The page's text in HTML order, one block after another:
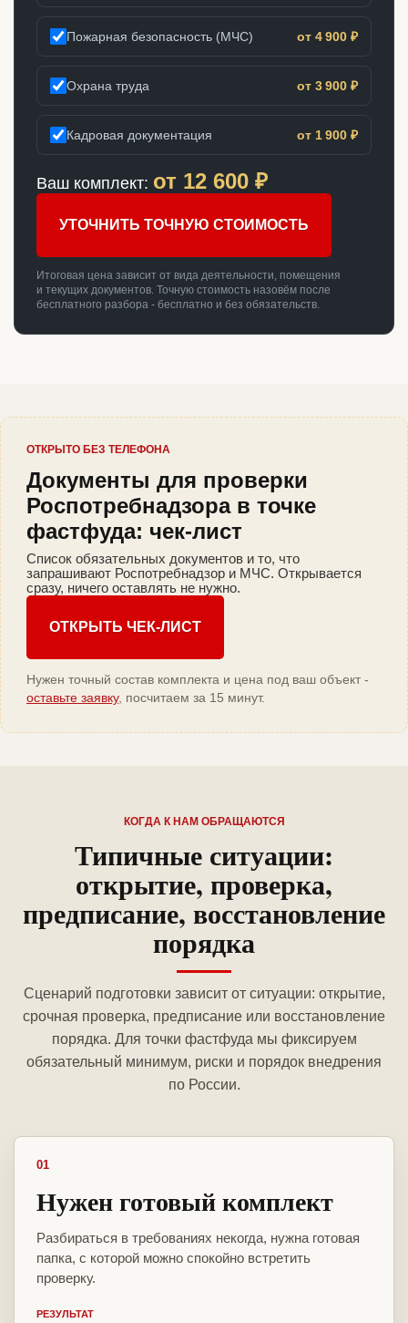
Пожарная безопасность (МЧС) от 4 900 ₽
Охрана труда от 3 900 ₽
Кадровая документация от 1 900 ₽
Ваш комплект: от 12 600 ₽
УТОЧНИТЬ ТОЧНУЮ СТОИМОСТЬ
Итоговая цена зависит от вида деятельности, помещения
и текущих документов. Точную стоимость назовём после
бесплатного разбора - бесплатно и без обязательств.
ОТКРЫТО БЕЗ ТЕЛЕФОНА
Документы для проверки
Роспотребнадзора в точке
фастфуда: чек-лист
Список обязательных документов и то, что
запрашивают Роспотребнадзор и МЧС. Открывается
сразу, ничего оставлять не нужно.
ОТКРЫТЬ ЧЕК-ЛИСТ
Нужен точный состав комплекта и цена под ваш объект -
оставьте заявку, посчитаем за 15 минут.
КОГДА К НАМ ОБРАЩАЮТСЯ
Типичные ситуации:
открытие, проверка,
предписание, восстановление
порядка
Сценарий подготовки зависит от ситуации: открытие,
срочная проверка, предписание или восстановление
порядка. Для точки фастфуда мы фиксируем
обязательный минимум, риски и порядок внедрения
по России.
01
Нужен готовый комплект
Разбираться в требованиях некогда, нужна готовая
папка, с которой можно спокойно встретить
проверку.
РЕЗУЛЬТАТ